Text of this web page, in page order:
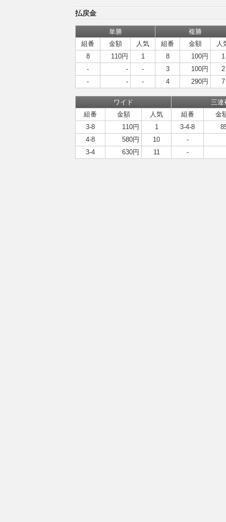
払戻金
単勝
複勝
組番
金額 人気 組番 金額
人
8
110円 1 8 100円
1
-
- - 3 100円
2
-
- - 4 290円 7
ワイド
三連
組番
金額 人気 組番
金
3-8
110円 1 3-4-8
4-8
580円 10
-
3-4
630円 11 -